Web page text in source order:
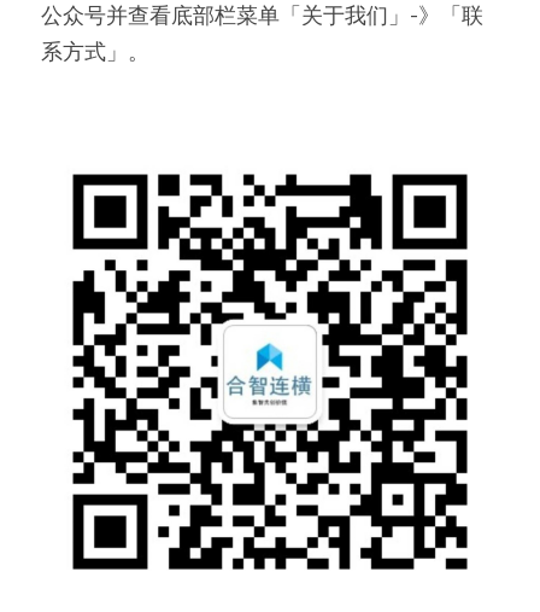
公众号并查看底部栏菜单「关于我们」-》「联
系方式」。